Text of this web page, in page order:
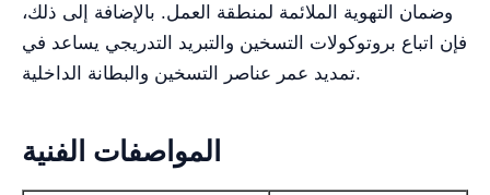
وضمان التهوية الملائمة لمنطقة العمل. بالإضافة إلى ذلك،
فإن اتباع بروتوكولات التسخين والتبريد التدريجي يساعد في
تمديد عمر عناصر التسخين والبطانة الداخلية.
المواصفات الفنية